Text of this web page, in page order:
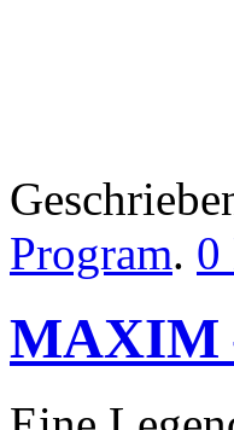
Program. 0
MAXIM